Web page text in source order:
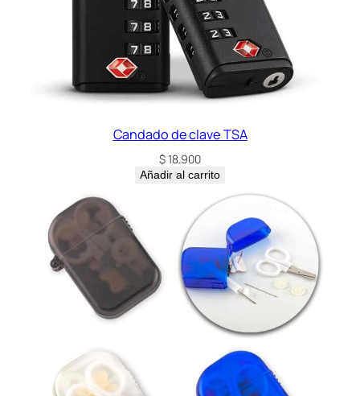
Candado de clave TSA
$18.900
Añadir al carrito